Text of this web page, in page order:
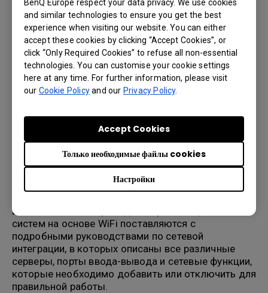
BenQ Europe respect your data privacy. We use cookies
and similar technologies to ensure you get the best
experience when visiting our website. You can either
accept these cookies by clicking “Accept Cookies”, or
click “Only Required Cookies” to refuse all non-essential
technologies. You can customise your cookie settings
here at any time. For further information, please visit
our Cookie Policyand our Privacy Policy.
Настройки
Только необходимые файлы cookies
Accept Cookies
В организациях, где безопасность данных
является критическим фактором, таких как
финансовые учреждения, правительство или
юридические фирмы, ИТ-менеджеры требуют,
чтобы код был сертифицирован третьей стороной,
так как это будет гарантировать его безопасное
использование.Опасность приложений
перенаправлять конфиденциальную информацию
третьей стороне. Кроме того, посетители могут не
иметь возможности установить на свое
устройство неавторизованное приложение для
использования системы.
Более сложная установка
Большинство беспроводных презентационных
систем на основе WiFi поставляются с
подробными руководствами по сетевой
интеграции, в которых описаны все различные
серверы, порты ввода-вывода и сетевые функции,
которые необходимо добавить или отключить для
правильной работы.